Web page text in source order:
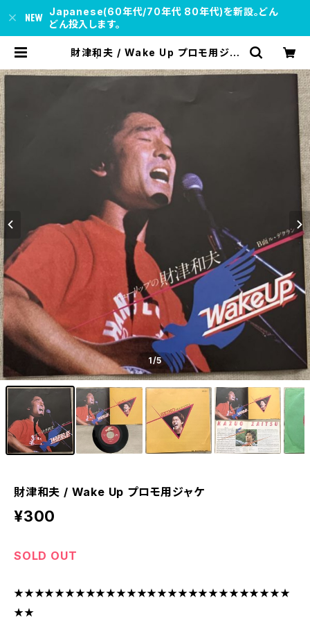
Japanese(60年代/70年代 80年代)を新設。どん
どん投入します。
財津和夫 / Wake Up プロモ用ジャ
1/5
財津和夫 / Wake Up プロモ用ジャケ
¥300
SOLD OUT
★★★★★★★★★★★★★★★★★★★★★★★★★★★
★★